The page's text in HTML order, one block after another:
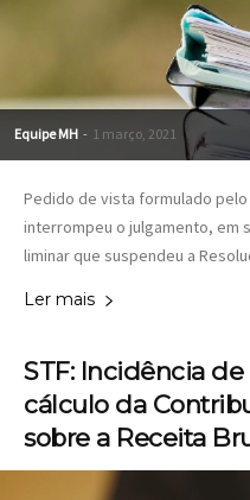
Equipe MH - 1 março, 2021
Pedido de vista formulado
interrompeu o julgamento, em
liminar que suspendeu a
Ler mais
STF: Incidência
cálculo da
sobre a Receita